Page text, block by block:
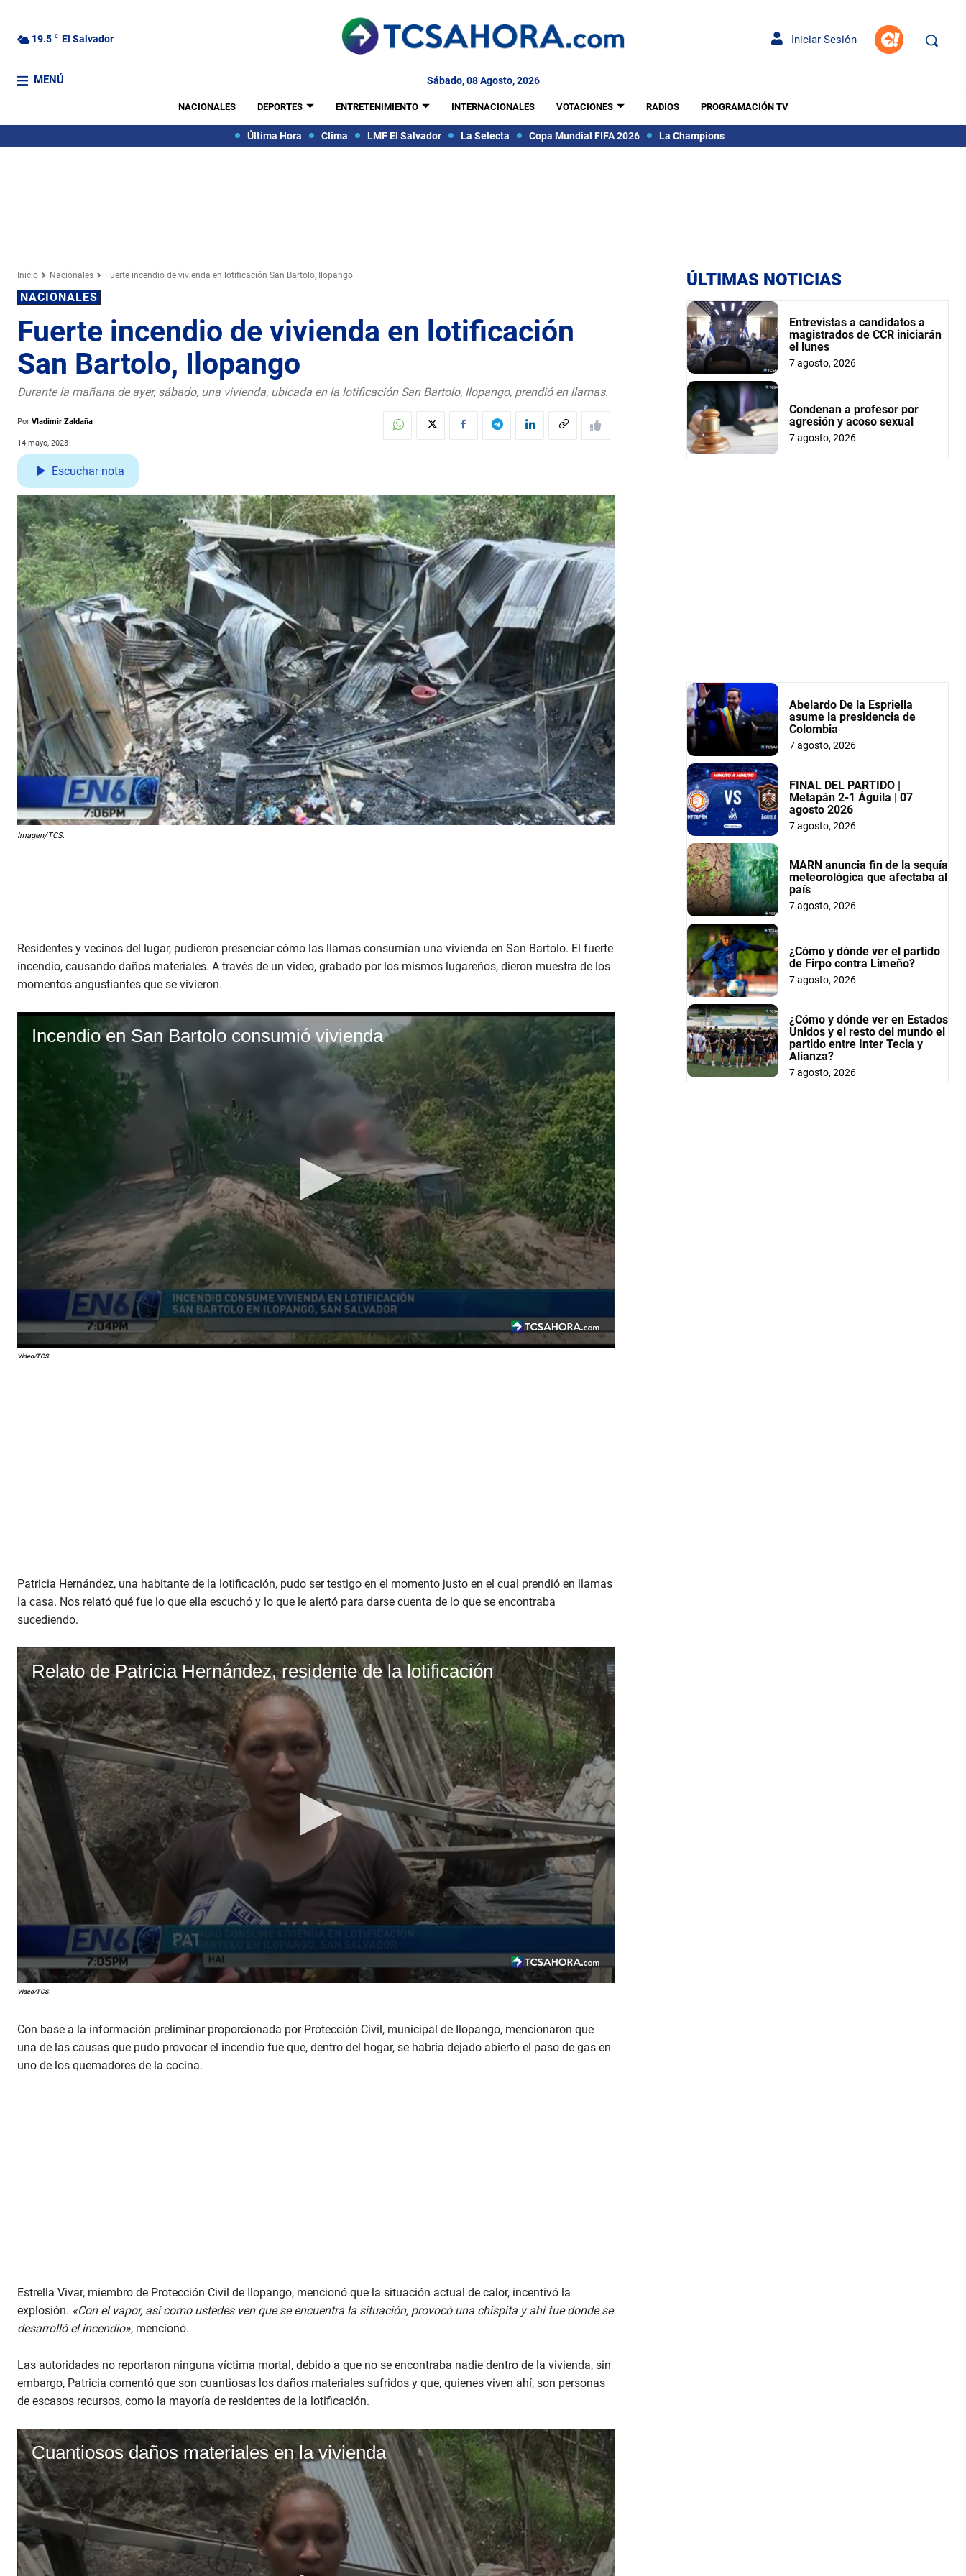
19.5 C El Salvador Iniciar Sesión
MENÚ Sábado, 08 Agosto, 2026
NACIONALES DEPORTES ENTRETENIMIENTO INTERNACIONALES VOTACIONES RADIOS PROGRAMACIÓN TV
Última Hora Clima LMF El Salvador La Selecta Copa Mundial FIFA 2026 La Champions
Inicio Nacionales Fuerte incendio de vivienda en lotificación San Bartolo, Ilopango
NACIONALES
Fuerte incendio de vivienda en lotificación
San Bartolo, Ilopango
Durante la mañana de ayer, sábado, una vivienda, ubicada en la lotificación San Bartolo, Ilopango, prendió en llamas.
Por Vladimir Zaldaña
14 mayo, 2023
Escuchar nota
Imagen/TCS.
Residentes y vecinos del lugar, pudieron presenciar cómo las llamas consumían una vivienda en San Bartolo. El fuerte
incendio, causando daños materiales. A través de un video, grabado por los mismos lugareños, dieron muestra de los
momentos angustiantes que se vivieron.
Video/TCS.
Patricia Hernández, una habitante de la lotificación, pudo ser testigo en el momento justo en el cual prendió en llamas
la casa. Nos relató qué fue lo que ella escuchó y lo que le alertó para darse cuenta de lo que se encontraba
sucediendo.
Video/TCS.
Con base a la información preliminar proporcionada por Protección Civil, municipal de Ilopango, mencionaron que
una de las causas que pudo provocar el incendio fue que, dentro del hogar, se habría dejado abierto el paso de gas en
uno de los quemadores de la cocina.
Estrella Vivar, miembro de Protección Civil de Ilopango, mencionó que la situación actual de calor, incentivó la
explosión. «Con el vapor, así como ustedes ven que se encuentra la situación, provocó una chispita y ahí fue donde se
desarrolló el incendio», mencionó.
Las autoridades no reportaron ninguna víctima mortal, debido a que no se encontraba nadie dentro de la vivienda, sin
embargo, Patricia comentó que son cuantiosas los daños materiales sufridos y que, quienes viven ahí, son personas
de escasos recursos, como la mayoría de residentes de la lotificación.
ÚLTIMAS NOTICIAS
Entrevistas a candidatos a
magistrados de CCR iniciarán
el lunes
7 agosto, 2026
Condenan a profesor por
agresión y acoso sexual
7 agosto, 2026
Abelardo De la Espriella
asume la presidencia de
Colombia
7 agosto, 2026
FINAL DEL PARTIDO |
Metapán 2-1 Águila | 07
agosto 2026
7 agosto, 2026
MARN anuncia fin de la sequía
meteorológica que afectaba al
país
7 agosto, 2026
¿Cómo y dónde ver el partido
de Firpo contra Limeño?
7 agosto, 2026
¿Cómo y dónde ver en Estados
Unidos y el resto del mundo el
partido entre Inter Tecla y
Alianza?
7 agosto, 2026